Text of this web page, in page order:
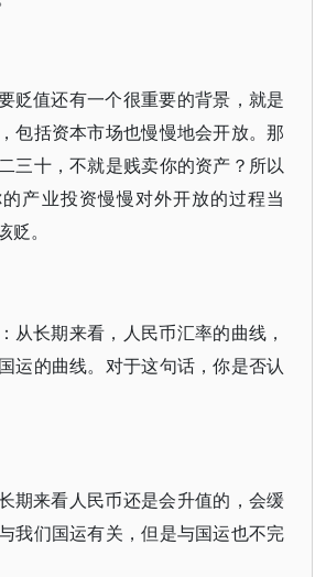
贬值还有一个很重要的背景，就是
包括资本市场也慢慢地会开放。那
三十，不就是贱卖你的资产？所以
产业投资慢慢对外开放的过程当
。
从长期来看，人民币汇率的曲线，
运的曲线。对于这句话，你是否认
期来看人民币还是会升值的，会缓
我们国运有关，但是与国运也不完